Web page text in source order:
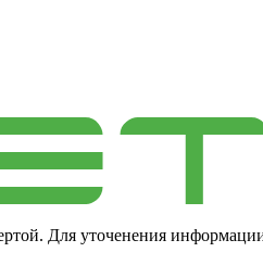
Для уточенения